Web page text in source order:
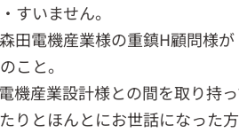
すいません。
田電機産業様の重鎮H顧問様が
こと。
機産業設計様との間を取り持
りとほんとにお世話になった